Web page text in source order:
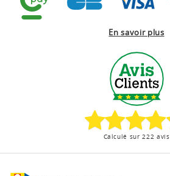
En savoir plus
Calculé sur 222 avis